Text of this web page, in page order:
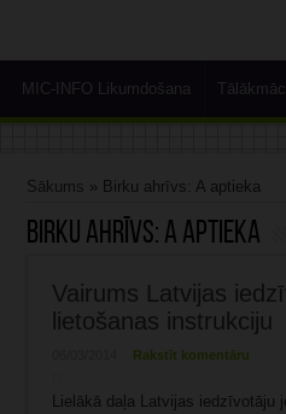
MIC-INFO Likumdošana
Sākums » Birku ahrīvs: A aptieka
Birku ahrīvs: A aptieka
Vairums Latvijas
lietošanas instrukciju
Rakstīt komentāru
Lielākā daļa Latvijas iedzīvotāju